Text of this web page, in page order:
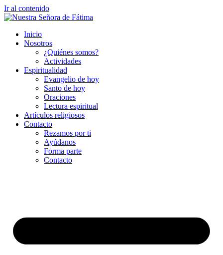
Ir al contenido
Inicio
Nosotros
¿Quiénes somos?
Actividades
Espiritualidad
Evangelio de hoy
Santo de hoy
Oraciones
Lectura espiritual
Artículos religiosos
Contacto
Rezamos por ti
Ayúdanos
Forma parte
Contacto